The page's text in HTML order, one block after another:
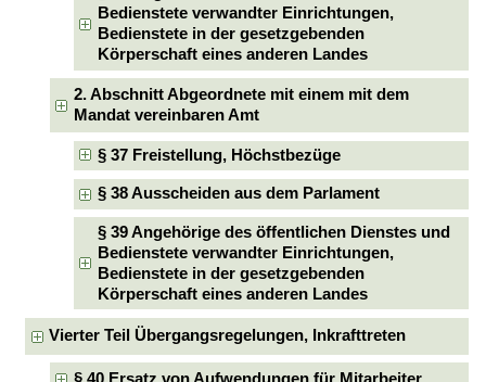
Bedienstete verwandter Einrichtungen,
Bedienstete in der gesetzgebenden
Körperschaft eines anderen Landes
2. Abschnitt Abgeordnete mit einem mit dem
Mandat vereinbaren Amt
§ 37 Freistellung, Höchstbezüge
§ 38 Ausscheiden aus dem Parlament
§ 39 Angehörige des öffentlichen Dienstes und
Bedienstete verwandter Einrichtungen,
Bedienstete in der gesetzgebenden
Körperschaft eines anderen Landes
Vierter Teil Übergangsregelungen, Inkrafttreten